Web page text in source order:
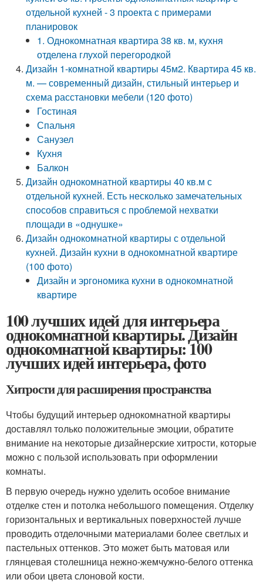
отдельной кухней - 3 проекта с примерами
планировок
1. Однокомнатная квартира 38 кв. м, кухня
отделена глухой перегородкой
Дизайн 1-комнатной квартиры 45м2. Квартира 45 кв.
м. — современный дизайн, стильный интерьер и
схема расстановки мебели (120 фото)
Гостиная
Спальня
Санузел
Кухня
Балкон
Дизайн однокомнатной квартиры 40 кв.м с
отдельной кухней. Есть несколько замечательных
способов справиться с проблемой нехватки
площади в «однушке»
Дизайн однокомнатной квартиры с отдельной
кухней. Дизайн кухни в однокомнатной квартире
(100 фото)
Дизайн и эргономика кухни в однокомнатной
квартире
100 лучших идей для интерьера
однокомнатной квартиры. Дизайн
однокомнатной квартиры: 100
лучших идей интерьера, фото
Хитрости для расширения пространства
Чтобы будущий интерьер однокомнатной квартиры
доставлял только положительные эмоции, обратите
внимание на некоторые дизайнерские хитрости, которые
можно с пользой использовать при оформлении
комнаты.
В первую очередь нужно уделить особое внимание
отделке стен и потолка небольшого помещения. Отделку
горизонтальных и вертикальных поверхностей лучше
проводить отделочными материалами более светлых и
пастельных оттенков. Это может быть матовая или
глянцевая столешница нежно-жемчужно-белого оттенка
или обои цвета слоновой кости.